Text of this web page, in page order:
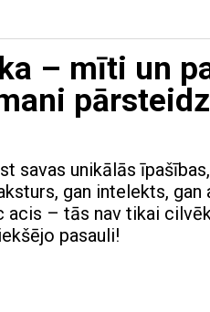
– mīti un
savas unikālās
gan intelekts,
acis – tās nav tikai
pasauli!